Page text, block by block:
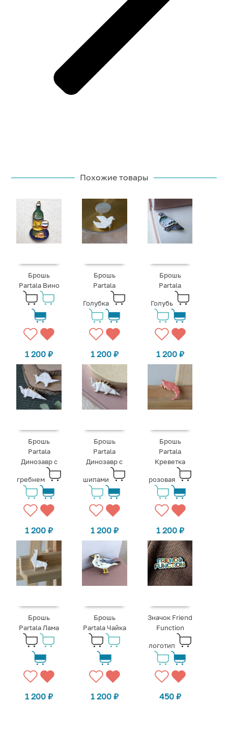
Похожие товары
Брошь
Partala Вино
1 200₽
Брошь
Partala
Голубка
1 200 ₽
Брошь
Partala
Голубь
1 200 ₽
Брошь
Partala
Динозавр с
гребнем
1 200₽
Брошь
Partala
Динозавр с
шипами
1 200 ₽
Брошь
Partala
Креветка
розовая
1 200 ₽
Брошь
Partala Лама
1 200₽
Брошь
Partala Чайка
1 200 ₽
Значок Friend
Function
логотип
450 ₽